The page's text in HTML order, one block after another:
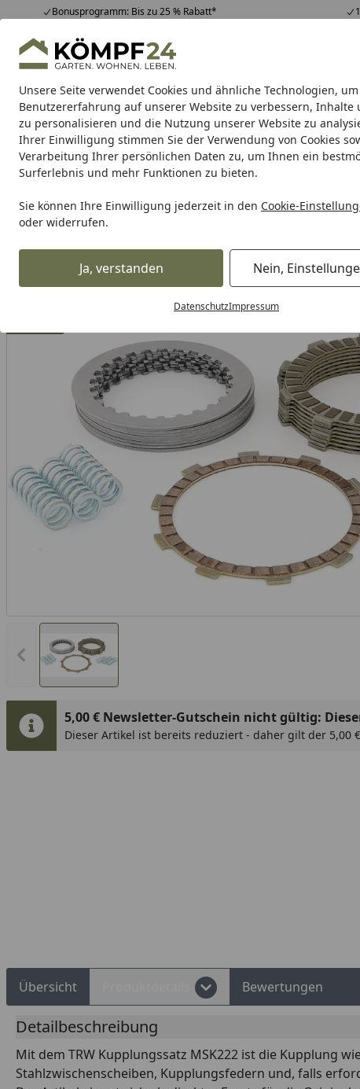
Unsere Seite verwendet Cookies und ähnliche Technologien,
Benutzererfahrung auf unserer Website zu verbessern, Inhalte
zu personalisieren und die Nutzung unserer Website zu
Ihrer Einwilligung stimmen Sie der Verwendung von Cookies
Verarbeitung Ihrer persönlichen Daten zu, um Ihnen ein
Surferlebnis und mehr Funktionen zu bieten.
Sie können Ihre Einwilligung jederzeit in den Cookie-
oder widerrufen.
Ja, verstanden Nein,
DatenschutzImpressum
Bonusprogramm: Bis zu 25 % Rabatt*
Hotline07051 / 9 22 22
Mo-Fr. 8-16 Uhr 25.982 Bewertungen
Alle Produkte
Alle ProdukteHighlights Tipps & Tricks
TRW Bremsbeläge Bremsbacken Bremsen
Karibu Pools inkl.
Dein Traumpool im Sorglos-
Trw Kupplungen TRW Kupplungssatz MSK222
Vorheriges Bild anzeigen
5,00 € Newsletter-Gutschein nicht gültig:
Dieser Artikel ist bereits reduziert - daher gilt der 5,00
Übersicht Bewertungen
Detailbeschreibung
Mit dem TRW Kupplungssatz MSK222 ist die Kupplung
Stahlzwischenscheiben, Kupplungsfedern und, falls